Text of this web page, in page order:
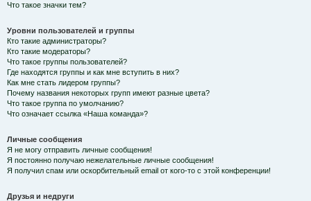
Что такое значки тем?
Уровни пользователей и группы
Кто такие администраторы?
Кто такие модераторы?
Что такое группы пользователей?
Где находятся группы и как мне вступить в них?
Как мне стать лидером группы?
Почему названия некоторых групп имеют разные цвета?
Что такое группа по умолчанию?
Что означает ссылка «Наша команда»?
Личные сообщения
Я не могу отправить личные сообщения!
Я постоянно получаю нежелательные личные сообщения!
Я получил спам или оскорбительный email от кого-то с этой конференции!
Друзья и недруги